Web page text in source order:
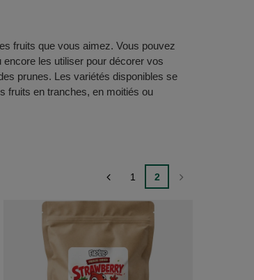
fruits que vous aimez. Vous pouvez
les utiliser pour décorer vos
prunes. Les variétés disponibles se
fruits en tranches, en moitiés ou
1 2